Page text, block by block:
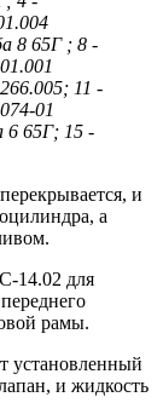
8 65Г ; 8 -
11 -
01
65Г; 15 -
и
а
14.02 для
рамы.
установленный
и жидкость